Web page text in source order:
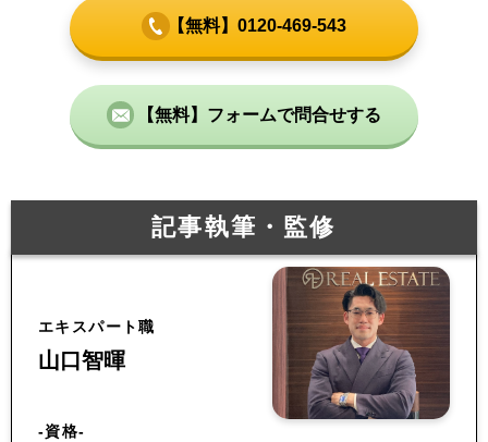
【無料】0120-469-543
【無料】フォームで問合せする
記事執筆・監修
エキスパート職
山口智暉
-資格-